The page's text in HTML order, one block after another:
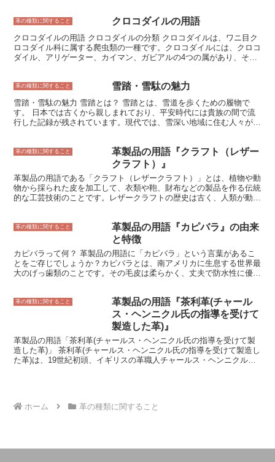
革の種類に関すること クロコダイルの用語
クロコダイルの用語 クロコダイルの分類 クロコダイルは、ワニ目ク
ロコダイル科に属する爬虫類の一種です。クロコダイルには、クロコ
ダイル、アリゲーター、カイマン、ガビアルの4つの属があり、それ
きく、強力な顎を持ち、水辺で生活しています。アリゲーターは、ク
みを帯びています。アリゲーターは、主にアメリカ大陸に生息してい
ます。カイマンは、アリゲーターに似た爬虫類ですが、アリゲーター
よりも小さく、背中に骨板を持っています。カイマンは、主に南アメ
ダイルの属です。ガビアルは、主にインド亜大陸に生息しています。
革の種類に関すること 雪踏・雪駄の魅力
雪踏・雪駄の魅力 雪踏とは？ 雪踏とは、雪道を歩くための履物で
す。 日本では古くから親しまれており、平安時代には貴族の間で流
行した記録が残されています。現代では、雪深い地域に住む人々が日
足を固定し、雪面に接する部分に歯のような突起を設けています。こ
の突起が雪に食い込むことで、滑りにくく歩きやすくなります。ま
た、雪踏は下駄よりも底が高いため、雪の上を歩いても足が濡れにく
くなります。 雪踏は、雪道での歩行を安全で快適なものにするため
に欠かせない履物です。雪が降り積もる地域にお住まいの方は、ぜひ
雪踏を用意しておくとよいでしょう。
革の種類に関すること
革製品の用語『クラフト（レザー
クラフト）』
革製品の用語である「クラフト（レザークラフト）」とは、植物や動
物から採られた皮を加工して、衣類や鞄、財布などの製品を作る伝統
的な工芸技術のことです。レザークラフトの歴史は古く、人類が動物
にはヨーロッパでギルドが組織され、職人たちは高度な技術を競い合
いました。18世紀には、工業革命が起こり、革の生産が機械化さ
れ、レザークラフトの技術も革新されました。 19世紀後半になる
と、レザークラフトはアメリカに伝わり、カウボーイたちの間で人気
を博しました。カウボーイたちは、自分たちの道具や衣類を革で作っ
ており、レザークラフトの技術は彼らにとって欠かせないものでし
るようになり、美術館やギャラリーで展示されるようになりました。
また、レザークラフトは趣味としても人気を集め、世界各国でレザー
クラフト教室が開かれています。 レザークラフトの歴史は、人類の
歴史と深く結びついており、今日でも世界中で愛され続けている伝統
的な工芸技術です。
革の種類に関すること
革製品の用語『カピバラ』の由来
と特徴
カピバラって何？ 革製品の用語に「カピバラ」という言葉があるこ
とをご存じでしょうか？カピバラとは、南アメリカに生息する世界最
大のげっ歯類のことです。その毛皮は柔らかく、丈夫で防水性に優れ
して知られています。カピバラは、皮革業界では「水牛革」と同義で
使われるケースが多いです。
革の種類に関すること
革製品の用語『茶利革(チャール
ス・ヘンニクル氏の指導を受けて
製造した革)』
革製品の用語「茶利革(チャールス・ヘンニクル氏の指導を受けて製
造した革)」 茶利革(チャールス・ヘンニクル氏の指導を受けて製造し
た革)は、19世紀初頭、イギリスの革職人チャールス・ヘンニクル氏
革よりも柔らかく、耐久性に優れていました。 茶利革の始まり ヘン
て、イギリスだけでなく、ヨーロッパ全土に輸出されるようになりま
ホーム 革の種類に関すること